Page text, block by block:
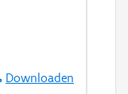
Downloaden